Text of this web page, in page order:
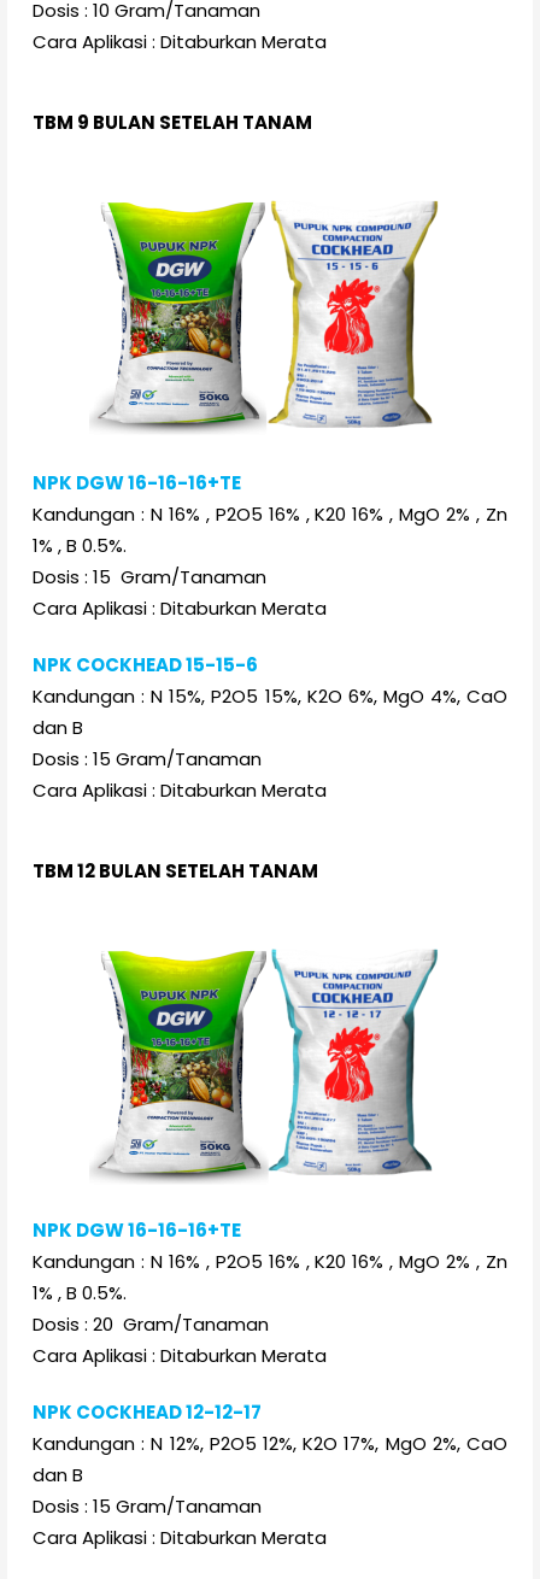
Dosis : 10 Gram/Tanaman
Cara Aplikasi : Ditaburkan Merata
TBM 9 BULAN SETELAH TANAM
NPK DGW 16-16-16+TE
Kandungan : N 16% , P2O5 16% , K20 16% , MgO 2% , Zn
1% , B 0.5%.
Dosis : 15 Gram/Tanaman
Cara Aplikasi : Ditaburkan Merata
NPK COCKHEAD 15-15-6
Kandungan : N 15%, P2O5 15%, K2O 6%, MgO 4%, CaO
dan B
Dosis : 15 Gram/Tanaman
Cara Aplikasi : Ditaburkan Merata
TBM 12 BULAN SETELAH TANAM
NPK DGW 16-16-16+TE
Kandungan : N 16% , P2O5 16% , K20 16% , MgO 2% , Zn
1% , B 0.5%.
Dosis : 20 Gram/Tanaman
Cara Aplikasi : Ditaburkan Merata
NPK COCKHEAD 12-12-17
Kandungan : N 12%, P2O5 12%, K2O 17%, MgO 2%, CaO
dan B
Dosis : 15 Gram/Tanaman
Cara Aplikasi : Ditaburkan Merata